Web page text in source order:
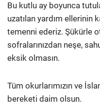
Bu kutlu ay boyunca
uzatılan yardım ellerinin
temenni ederiz. Şükürle
sofralarınızdan neşe,
eksik olmasın.
Tüm okurlarımızın ve
bereketi daim olsun.